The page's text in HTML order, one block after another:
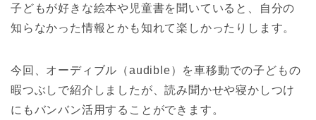
子どもが好きな絵本や児童書を聞いていると、自分の
知らなかった情報とかも知れて楽しかったりします。
今回、オーディブル（audible）を車移動での子どもの
暇つぶしで紹介しましたが、読み聞かせや寝かしつけ
にもバンバン活用することができます。